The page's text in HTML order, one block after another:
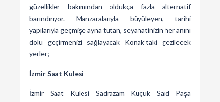
güzellikler bakımından oldukça fazla alternatif
barındırıyor. Manzaralarıyla büyüleyen, tarihi
yapılarıyla geçmişe ayna tutan, seyahatinizin her anını
dolu geçirmenizi sağlayacak Konak’taki gezilecek
yerler;
İzmir Saat Kulesi
İzmir Saat Kulesi Sadrazam Küçük Said Paşa